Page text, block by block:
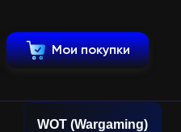
Мои покупки
WOT (Wargaming)